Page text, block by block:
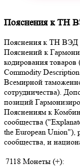
Пояснения к ТН
Пояснения к ТН ВЭД
Пояснений к
кодирования
Commodity
Всемирной
сотрудничества).
позиций
Пояснениям к
сообщества
the European Union"),
сообщества, и
7118 Монеты (+):